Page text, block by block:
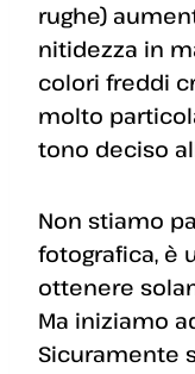
rughe)
nitidezza in
colori freddi
molto
tono deciso
Non stiamo
fotografica, è
ottenere
Ma iniziamo
Sicuramente